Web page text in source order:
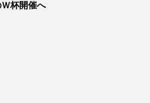
杯開催へ